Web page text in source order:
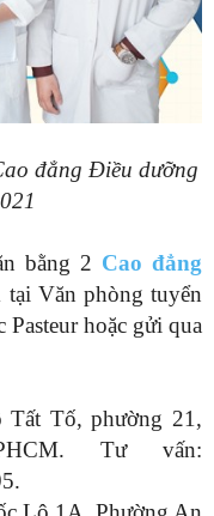
đẳng Điều dưỡng
bằng 2 Cao đẳng
tại Văn phòng tuyển
hoặc gửi qua
Tất Tố, phường 21,
Tư vấn: